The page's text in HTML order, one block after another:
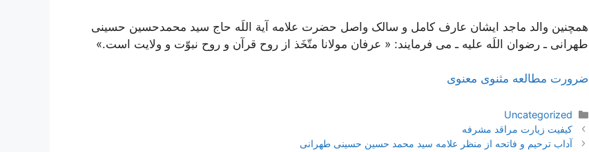
همچنین والد ماجد ایشان عارف کامل و سالک واصل حضرت علامه آیة اللَه حاج سید محمد‌حسین حسینی
طهرانی ـ رضوان اللَه علیه ـ می فرمایند: « عرفان مولانا متّخَذ از روح قرآن و روح نبوّت و ولايت است.»
ضرورت مطالعه مثنوی معنوی
دسته‌ها
Uncategorized
ناوبری
نوشته‌ها
کیفیت زیارت مراقد مشرفه
آداب ترحیم و فاتحه از منظر علامه سید محمد حسین حسینی طهرانی